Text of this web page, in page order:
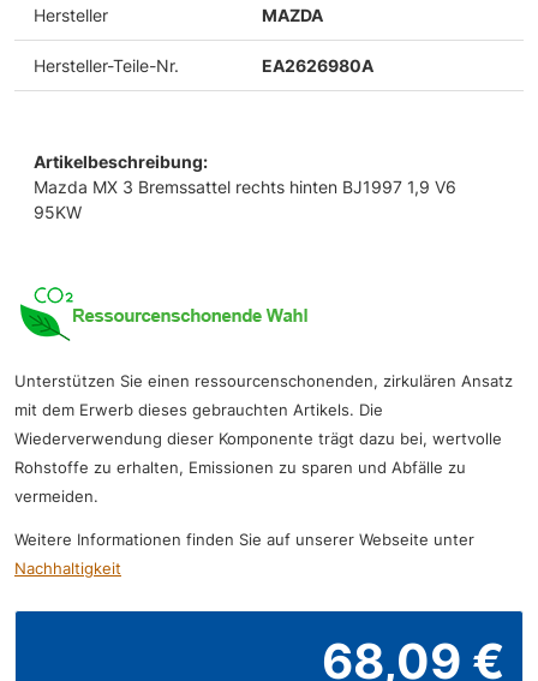
Hersteller MAZDA
Hersteller-Teile-Nr. EA2626980A
Artikelbeschreibung:
Mazda MX 3 Bremssattel rechts hinten BJ1997 1,9 V6
95KW
Unterstützen Sie einen ressourcenschonenden, zirkulären Ansatz
mit dem Erwerb dieses gebrauchten Artikels. Die
Wiederverwendung dieser Komponente trägt dazu bei, wertvolle
Rohstoffe zu erhalten, Emissionen zu sparen und Abfälle zu
vermeiden.
Weitere Informationen finden Sie auf unserer Webseite unter
Nachhaltigkeit
68,09 €